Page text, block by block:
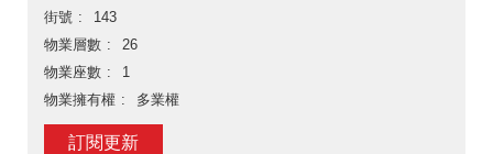
街號
143
物業層數
26
物業座數
1
物業擁有權
多業權
訂閱更新